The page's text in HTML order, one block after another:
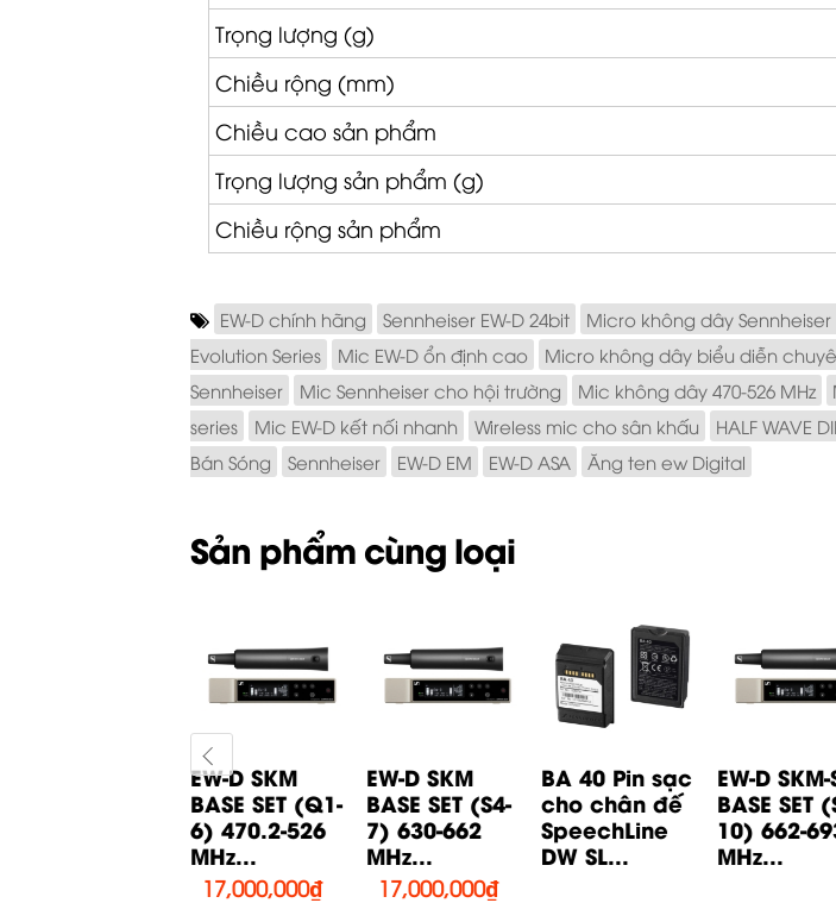
Trọng lượng (g)
Chiều rộng (mm)
Chiều cao sản phẩm
Trọng lượng sản phẩm (g)
Chiều rộng sản phẩm
EW-D chính hãng Sennheiser EW-D 24bit Micro không dây Sennheiser
Evolution Series
Mic EW-D ổn định cao Micro không dây biểu diễn
Sennheiser
Mic Sennheiser cho hội trường Mic không dây 470-526 MHz
series
Mic EW-D kết nối nhanh Wireless mic cho sân khấu HALF WAVE
Bán Sóng
Sennheiser EW-D EM EW-D ASA Ăng ten ew Digital
Sản phẩm cùng loại
EW-D SKM
BASE SET (Q1-
6) 470.2-526
MHz...
17,000,000₫
EW-D SKM
BASE SET (S4-
7) 630-662
MHz...
17,000,000₫
BA 40 Pin sạc
cho chân đế
SpeechLine
DW SL...
EW-D SKM-
BASE SET
10) 662-
MHz...